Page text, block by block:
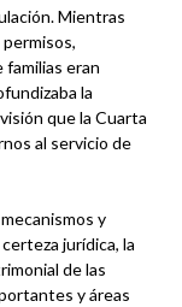
Mientras
eran
la
que la Cuarta
al servicio de
y
jurídica, la
de las
y áreas